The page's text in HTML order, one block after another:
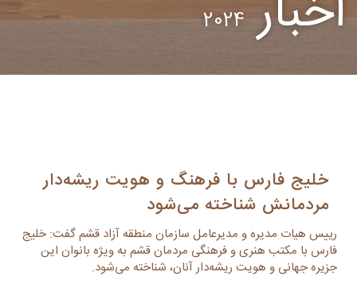
2024
خلیج فارس با فرهنگ و هویت ریشه‌دار
مردمانش شناخته می‌شود
رییس هیات مدیره و مدیرعامل سازمان منطقه آزاد قشم گفت: خلیج
فارس با مکتب هنری و فرهنگی مردمان قشم به ویژه بانوان این
جزیره جهانی و هویت ریشه‌دار آنان، شناخته می‌شود.